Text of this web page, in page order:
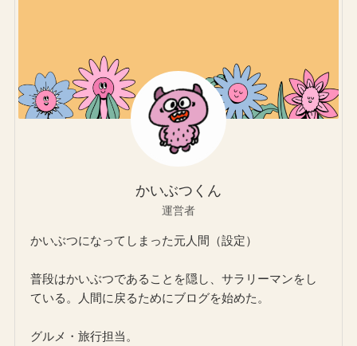
かいぶつくん
運営者
かいぶつになってしまった元人間（設定）
普段はかいぶつであることを隠し、サラリーマンをし
ている。人間に戻るためにブログを始めた。
グルメ・旅行担当。